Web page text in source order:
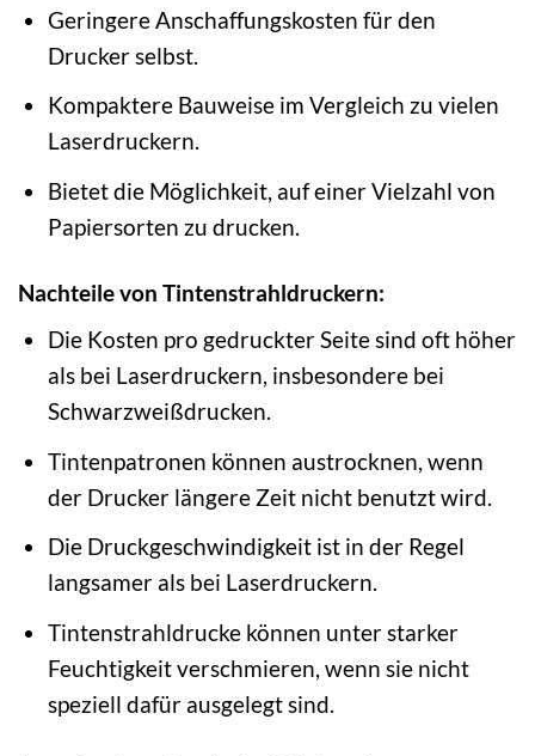
Geringere Anschaffungskosten für den
Drucker selbst.
Kompaktere Bauweise im Vergleich zu vielen
Laserdruckern.
Bietet die Möglichkeit, auf einer Vielzahl von
Papiersorten zu drucken.
Nachteile von Tintenstrahldruckern:
Die Kosten pro gedruckter Seite sind oft höher
als bei Laserdruckern, insbesondere bei
Schwarzweißdrucken.
Tintenpatronen können austrocknen, wenn
der Drucker längere Zeit nicht benutzt wird.
Die Druckgeschwindigkeit ist in der Regel
langsamer als bei Laserdruckern.
Tintenstrahldrucke können unter starker
Feuchtigkeit verschmieren, wenn sie nicht
speziell dafür ausgelegt sind.